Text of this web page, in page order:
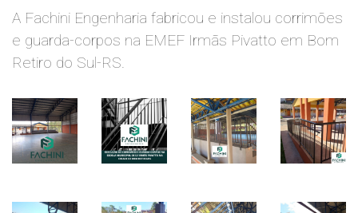
A Fachini Engenharia fabricou e instalou corrimões
e guarda-corpos na EMEF Irmãs Pivatto em Bom
Retiro do Sul-RS.